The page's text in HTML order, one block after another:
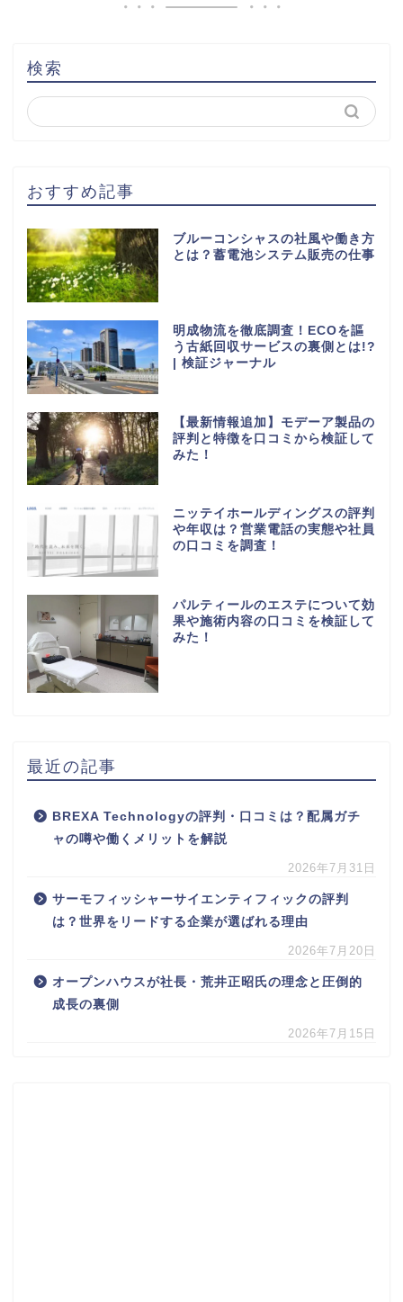
検索
おすすめ記事
ブルーコンシャスの社風や働き方
とは？蓄電池システム販売の仕事
明成物流を徹底調査！ECOを謳
う古紙回収サービスの裏側とは!?
| 検証ジャーナル
【最新情報追加】モデーア製品の
評判と特徴を口コミから検証して
みた！
ニッテイホールディングスの評判
や年収は？営業電話の実態や社員
の口コミを調査！
パルティールのエステについて効
果や施術内容の口コミを検証して
みた！
最近の記事
BREXA Technologyの評判・口コミは？配属ガチ
ャの噂や働くメリットを解説
2026年7月31日
サーモフィッシャーサイエンティフィックの評判
は？世界をリードする企業が選ばれる理由
2026年7月20日
オープンハウスが社長・荒井正昭氏の理念と圧倒的
成長の裏側
2026年7月15日